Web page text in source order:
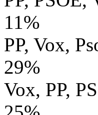
11%
PP, Vox,
29%
Vox, PP,